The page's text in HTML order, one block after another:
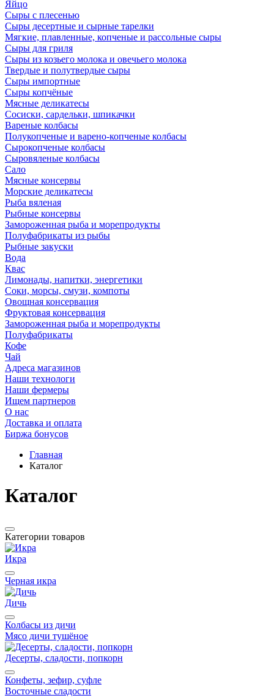
Яйцо
Сыры с плесенью
Сыры десертные и сырные тарелки
Мягкие, плавленные, копченые и рассольные сыры
Сыры для гриля
Сыры из козьего молока и овечьего молока
Твердые и полутвердые сыры
Сыры импортные
Сыры копчёные
Мясные деликатесы
Сосиски, сардельки, шпикачки
Вареные колбасы
Полукопченые и варено-копченые колбасы
Сырокопченые колбасы
Сыровяленые колбасы
Сало
Мясные консервы
Морские деликатесы
Рыба вяленая
Рыбные консервы
Замороженная рыба и морепродукты
Полуфабрикаты из рыбы
Рыбные закуски
Вода
Квас
Лимонады, напитки, энергетики
Соки, морсы, смузи, компоты
Овощная консервация
Фруктовая консервация
Замороженная рыба и морепродукты
Полуфабрикаты
Кофе
Чай
Адреса магазинов
Наши технологи
Наши фермеры
Ищем партнеров
О нас
Доставка и оплата
Биржа бонусов
Главная
Каталог
Каталог
Категории товаров
Икра
Черная икра
Дичь
Колбасы из дичи
Мясо дичи тушёное
Десерты, сладости, попкорн
Конфеты, зефир, суфле
Восточные сладости